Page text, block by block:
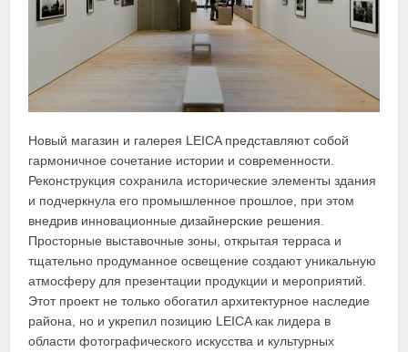
Новый магазин и галерея LEICA представляют собой
гармоничное сочетание истории и современности.
Реконструкция сохранила исторические элементы здания
и подчеркнула его промышленное прошлое, при этом
внедрив инновационные дизайнерские решения.
Просторные выставочные зоны, открытая терраса и
тщательно продуманное освещение создают уникальную
атмосферу для презентации продукции и мероприятий.
Этот проект не только обогатил архитектурное наследие
района, но и укрепил позицию LEICA как лидера в
области фотографического искусства и культурных